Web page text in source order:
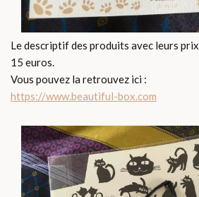
Le descriptif des produits avec leurs
15 euros.
Vous pouvez la retrouvez ici :
https://www.beautiful-box.com